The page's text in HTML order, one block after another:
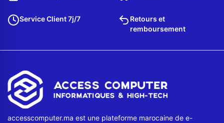
Service Client 7j/7
Retours et
remboursement
accesscomputer.ma est une plateforme marocaine de e-